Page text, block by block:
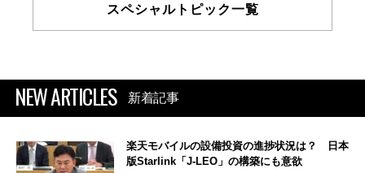
スペシャルトピック一覧
NEW ARTICLES 新着記事
楽天モバイルの設備投資の進捗状況は？ 日本
版Starlink「J-LEO」の構築にも意欲